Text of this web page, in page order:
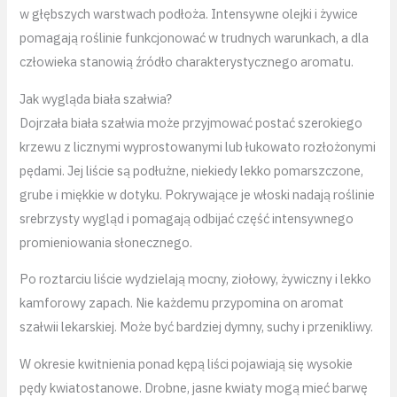
w głębszych warstwach podłoża. Intensywne olejki i żywice
pomagają roślinie funkcjonować w trudnych warunkach, a dla
człowieka stanowią źródło charakterystycznego aromatu.
Jak wygląda biała szałwia?
Dojrzała biała szałwia może przyjmować postać szerokiego
krzewu z licznymi wyprostowanymi lub łukowato rozłożonymi
pędami. Jej liście są podłużne, niekiedy lekko pomarszczone,
grube i miękkie w dotyku. Pokrywające je włoski nadają roślinie
srebrzysty wygląd i pomagają odbijać część intensywnego
promieniowania słonecznego.
Po roztarciu liście wydzielają mocny, ziołowy, żywiczny i lekko
kamforowy zapach. Nie każdemu przypomina on aromat
szałwii lekarskiej. Może być bardziej dymny, suchy i przenikliwy.
W okresie kwitnienia ponad kępą liści pojawiają się wysokie
pędy kwiatostanowe. Drobne, jasne kwiaty mogą mieć barwę